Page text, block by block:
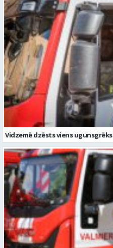
Vidzemē dzēsts viens ugunsgrēks